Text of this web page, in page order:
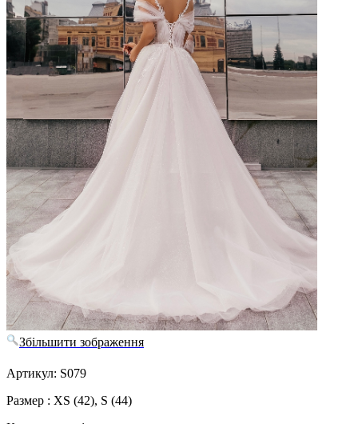
Збільшити зображення
Артикул: S079
Размер : XS (42), S (44)